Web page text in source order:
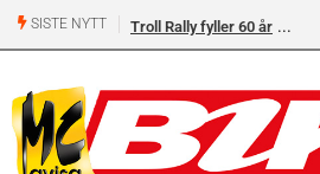
SISTE NYTT Troll Rally fyller 60 år